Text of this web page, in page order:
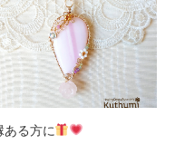
ある方に